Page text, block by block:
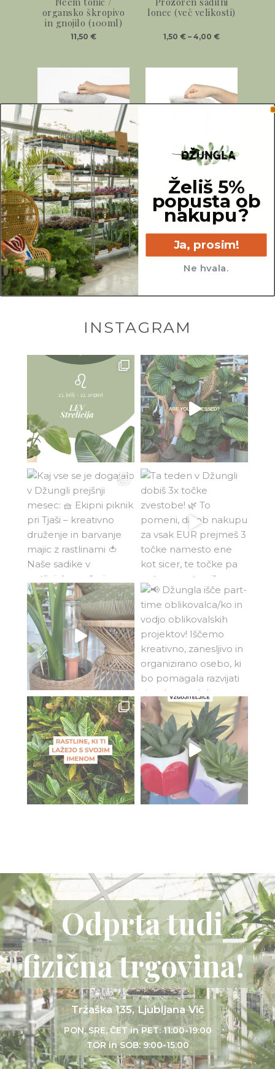
organsko škropivo
in gnojilo (100ml)
11,50 €
lonec (več velikosti)
1,50 € – 4,00 €
Džunglina mešanica
zemlje za tropske
rastline (5L)
12,00€
Džunglina mešanica
zemlje za kaktuse
(2L)
6,00€
INSTAGRAM
Odprta tudi
fizična trgovina!
Tržaška 135, Ljubljana Vič
PON, SRE, ČET in PET: 11:00-19:00
TOR in SOB: 9:00-15:00
Želiš 5%
popusta ob
nakupu?
Ja, prosim!
Ne hvala.